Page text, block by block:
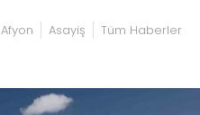
Afyon Asayiş Tüm Haberler